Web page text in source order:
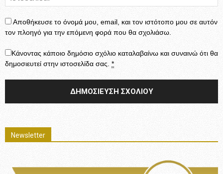
Αποθήκευσε το όνομά μου, email, και τον ιστότοπο μου σε αυτόν
τον πλοηγό για την επόμενη φορά που θα σχολιάσω.
Κάνοντας κάποιο δημόσιο σχόλιο καταλαβαίνω και συναινώ ότι θα
δημοσιευτεί στην ιστοσελίδα σας. *
Newsletter